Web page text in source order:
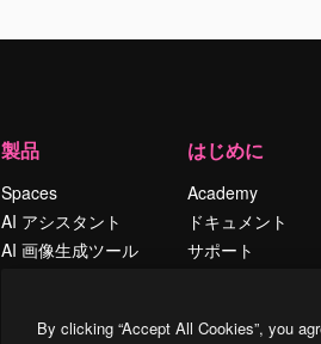
製品
Spaces
AI アシスタント
AI 画像生成ツール
ストックコンテン
はじめに
Academy
ドキュメント
サポート
シー
By clicking “Accept All Cookies”, you